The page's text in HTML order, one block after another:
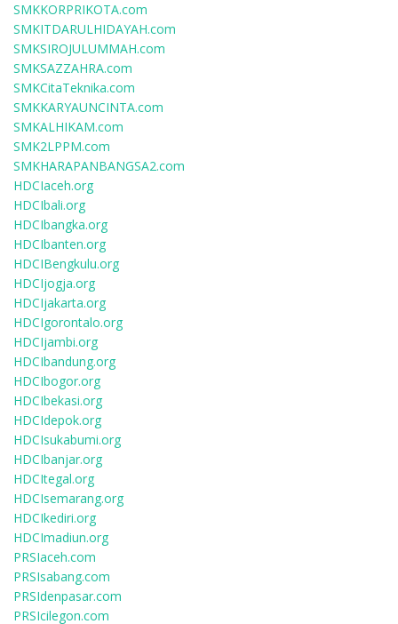
SMKKORPRIKOTA.com
SMKITDARULHIDAYAH.com
SMKSIROJULUMMAH.com
SMKSAZZAHRA.com
SMKCitaTeknika.com
SMKKARYAUNCINTA.com
SMKALHIKAM.com
SMK2LPPM.com
SMKHARAPANBANGSA2.com
HDCIaceh.org
HDCIbali.org
HDCIbangka.org
HDCIbanten.org
HDCIBengkulu.org
HDCIjogja.org
HDCIjakarta.org
HDCIgorontalo.org
HDCIjambi.org
HDCIbandung.org
HDCIbogor.org
HDCIbekasi.org
HDCIdepok.org
HDCIsukabumi.org
HDCIbanjar.org
HDCItegal.org
HDCIsemarang.org
HDCIkediri.org
HDCImadiun.org
PRSIaceh.com
PRSIsabang.com
PRSIdenpasar.com
PRSIcilegon.com